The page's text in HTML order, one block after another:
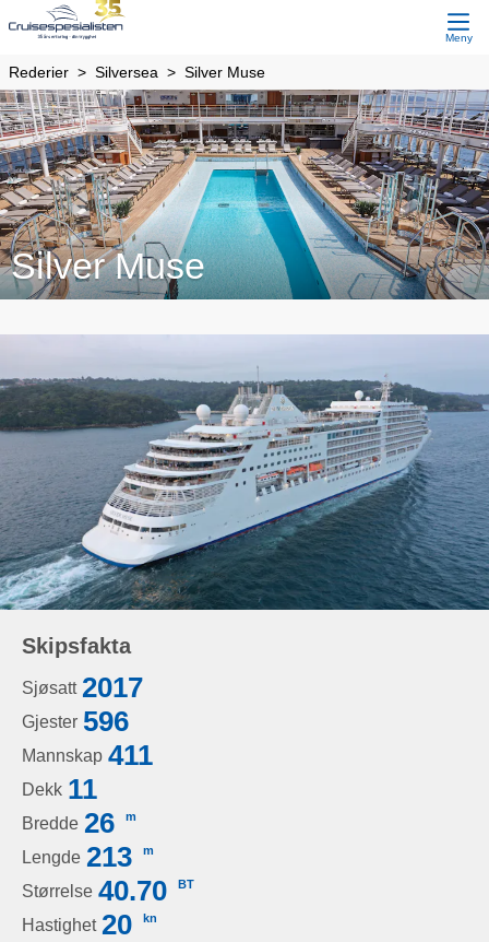
Meny
Rederier Silversea Silver Muse
Silver Muse
Skipsfakta
Sjøsatt 2017
Gjester 596
Mannskap 411
Dekk 11
Bredde 26 m
Lengde 213 m
Størrelse 40.70 BT
Hastighet 20 kn